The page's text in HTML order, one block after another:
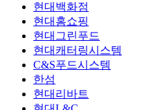
현대백화점
현대홈쇼핑
현대그린푸드
현대캐터링시스템
C&S푸드시스템
한섬
현대리바트